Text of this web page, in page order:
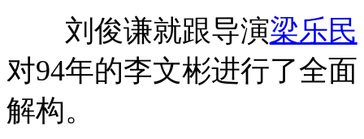
刘俊谦就跟导演梁乐民
对94年的李文彬进行了全面
解构。